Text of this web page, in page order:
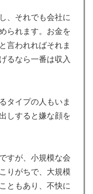
、それでも会社に
られます。お金を
言われればそれま
るなら一番は収入
タイプの人もいま
しすると嫌な顔を
すが、小規模な会
りがちで、大規模
ともあり、不快に